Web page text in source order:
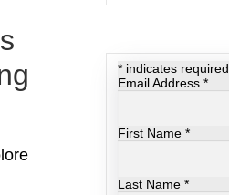
* indicates required
Email Address*
First Name*
Last Name*